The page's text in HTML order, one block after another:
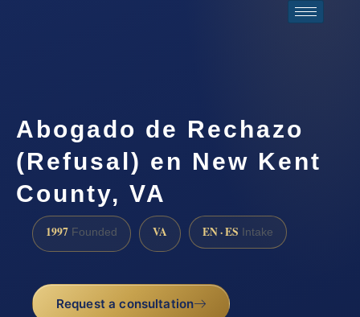
Abogado de Rechazo
(Refusal) en New Kent
County, VA
1997 Founded VA EN · ES Intake
Request a consultation